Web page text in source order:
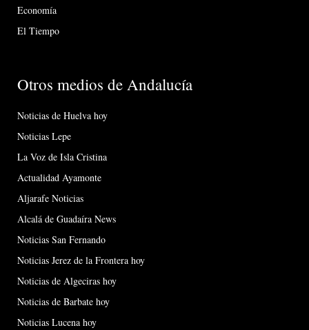
Economía
El Tiempo
Otros medios de Andalucía
Noticias de Huelva hoy
Noticias Lepe
La Voz de Isla Cristina
Actualidad Ayamonte
Aljarafe Noticias
Alcalá de Guadaíra News
Noticias San Fernando
Noticias Jerez de la Frontera hoy
Noticias de Algeciras hoy
Noticias de Barbate hoy
Noticias Lucena hoy